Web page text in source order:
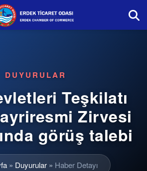
DUYURULAR
Teşkilatı
Zirvesi
görüş talebi
» Duyurular » Haber Detayı